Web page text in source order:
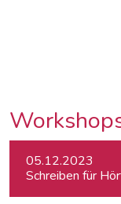
05.12.2023
Schreiben für